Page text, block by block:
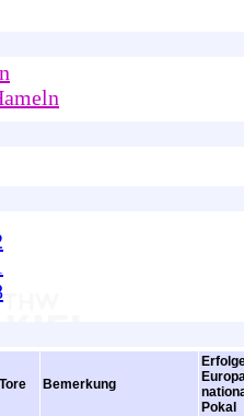
Tore Bemerkung
Pokal